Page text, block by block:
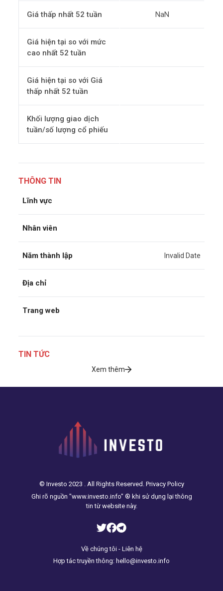
Giá thấp nhất 52 tuần NaN
Giá hiện tại so với mức
cao nhất 52 tuần
Giá hiện tại so với Giá
thấp nhất 52 tuần
Khối lượng giao dịch
tuần/số lượng cổ phiếu
THÔNG TIN
Lĩnh vực
Nhân viên
Năm thành lập Invalid Date
Địa chỉ
Trang web
TIN TỨC
Xem thêm
© Investo 2023 . All Rights Reserved. Privacy Policy
Ghi rõ nguồn "www.investo.info" ® khi sử dụng lại thông
tin từ website này.
Về chúng tôi - Liên hệ
Hợp tác truyền thông: hello@investo.info